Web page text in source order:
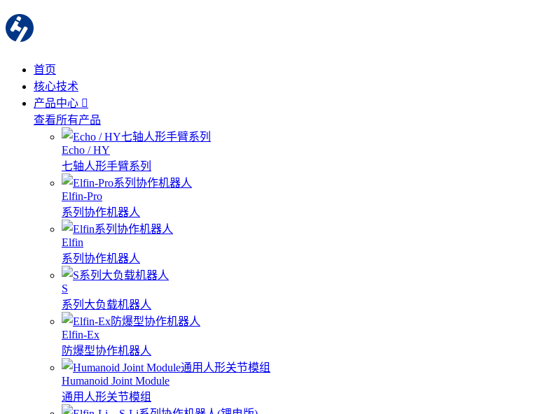
首页
核心技术
产品中心
查看所有产品
Echo / HY
七轴人形手臂系列
Elfin-Pro
系列协作机器人
Elfin
系列协作机器人
S
系列大负载机器人
Elfin-Ex
防爆型协作机器人
Humanoid Joint Module
通用人形关节模组